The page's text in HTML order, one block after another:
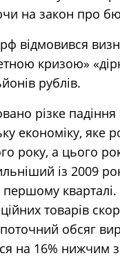
на закон про
відмовився
кризою»
рублів.
різке падіння
економіку, яке
року, а цього
із 2009
першому
товарів
обсяг
на 16% нижчим